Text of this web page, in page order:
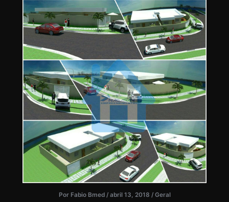
Por Fabio Bmed / abril 13, 2018 / Geral